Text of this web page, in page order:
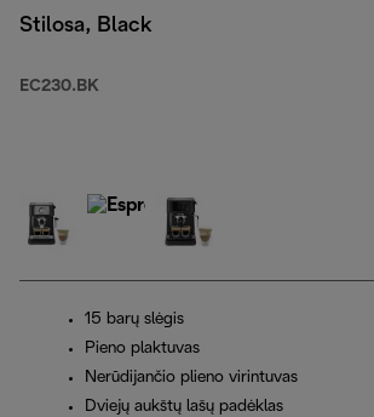
Stilosa, Black
EC230.BK
15 barų slėgis
Pieno plaktuvas
Nerūdijančio plieno virintuvas
Dviejų aukštų lašų padėklas